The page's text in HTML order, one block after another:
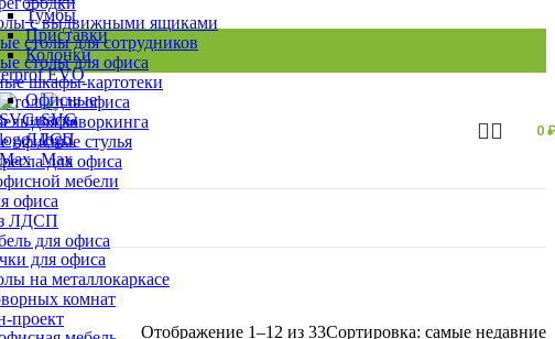
с выдвижными ящиками
столы для сотрудников
столы для офиса
шкафы-картотеки
для офиса
для коворкинга
офисные стулья
для офиса
мебели
офиса
ЛДСП
для офиса
для офиса
на металлокаркасе
комнат
проект
0
Тумбы
Приставки
Колонки
EVO
Офисные
шкафы
ЛДСП
Отображение 1–12 из 33Сортировка: самые недавние